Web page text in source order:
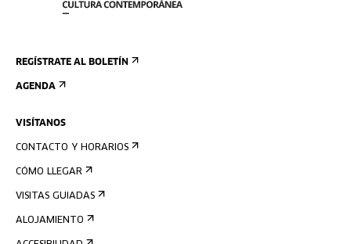
REGÍSTRATE AL BOLETÍN
AGENDA
VISÍTANOS
CONTACTO Y HORARIOS
CÓMO LLEGAR
VISITAS GUIADAS
ALOJAMIENTO